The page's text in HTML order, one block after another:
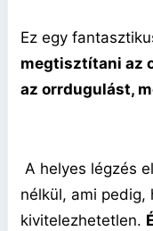
Ez egy
megtisztítani az
az orrdugulást,
A helyes légzés
nélkül, ami
kivitelezhetetlen.